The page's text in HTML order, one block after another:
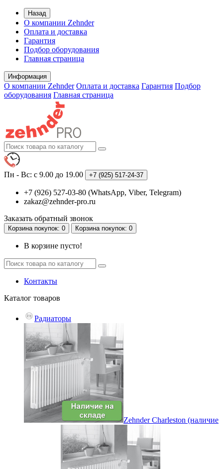
Назад
О компании Zehnder
Оплата и доставка
Гарантия
Подбор оборудования
Главная страница
Информация
О компании Zehnder Оплата и доставка Гарантия Подбор
оборудования Главная страница
Пн - Вс: с 9.00 до 19.00 +7 (925) 517-24-37
+7 (926) 527-03-80 (WhatsApp, Viber, Telegram)
zakaz@zehnder-pro.ru
Заказать обратный звонок
Корзинапокупок: 0 Корзинапокупок: 0
В корзине пусто!
Контакты
Каталог товаров
Радиаторы
Zehnder Charleston (наличие